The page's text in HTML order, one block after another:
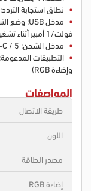
نطاق استجابة التردد: 65 هرتز - 20 كيلو هرتز
فولت/1 أمبير أثناء تشغيل الجهاز)
مدخل الشحن: Type-C / 5 فولت 2.5 أمبير
وإضاءة RGB)
المواصفات
طريقة الاتصال
اللون
مصدر الطاقة
إضاءة RGB